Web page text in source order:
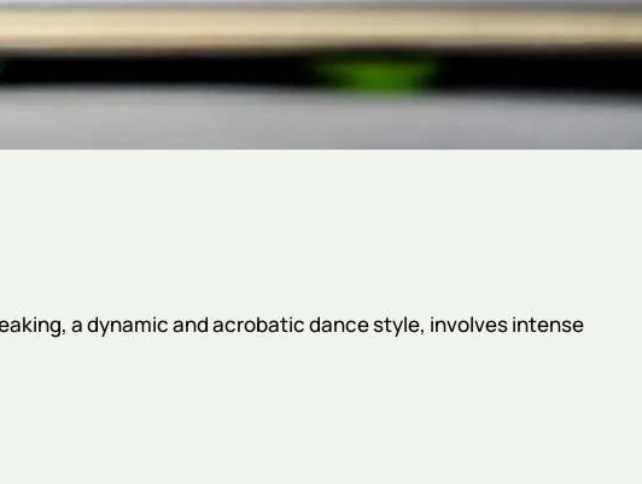
a dynamic and acrobatic dance style, involves intense